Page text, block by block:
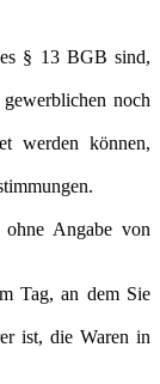
§ 13 BGB sind,
noch
werden können,
Angabe von
Tag, an dem Sie
ist, die Waren in